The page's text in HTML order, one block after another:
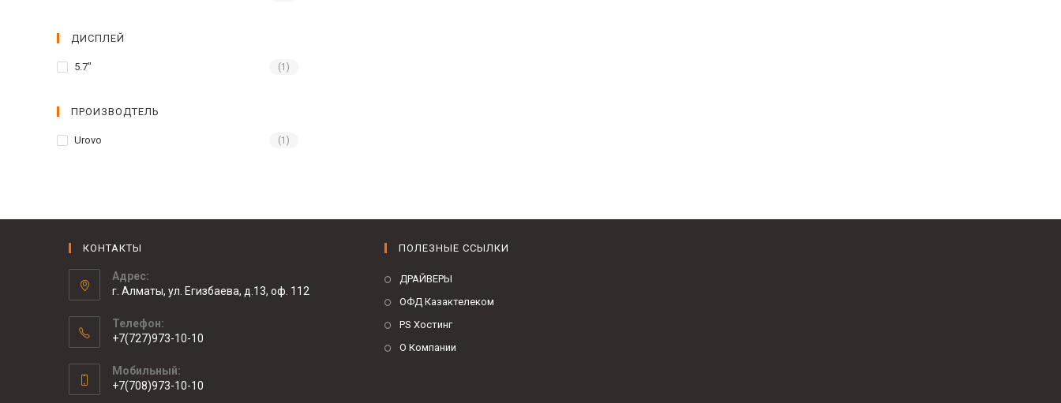
ДИСПЛЕЙ
5.7" (1)
ПРОИЗВОДТЕЛЬ
Urovo (1)
КОНТАКТЫ
Адрес:
г. Алматы, ул. Егизбаева, д.13, оф. 112
Телефон:
+7(727)973-10-10
Мобильный:
+7(708)973-10-10
ПОЛЕЗНЫЕ ССЫЛКИ
ДРАЙВЕРЫ
ОФД Казактелеком
PS Хостинг
О Компании